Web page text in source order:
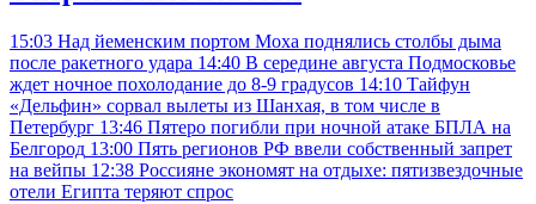
15:03 Над йеменским портом Моха поднялись столбы дыма
после ракетного удара 14:40 В середине августа Подмосковье
ждет ночное похолодание до 8-9 градусов 14:10 Тайфун
«Дельфин» сорвал вылеты из Шанхая, в том числе в
Петербург 13:46 Пятеро погибли при ночной атаке БПЛА на
Белгород 13:00 Пять регионов РФ ввели собственный запрет
на вейпы 12:38 Россияне экономят на отдыхе: пятизвездочные
отели Египта теряют спрос